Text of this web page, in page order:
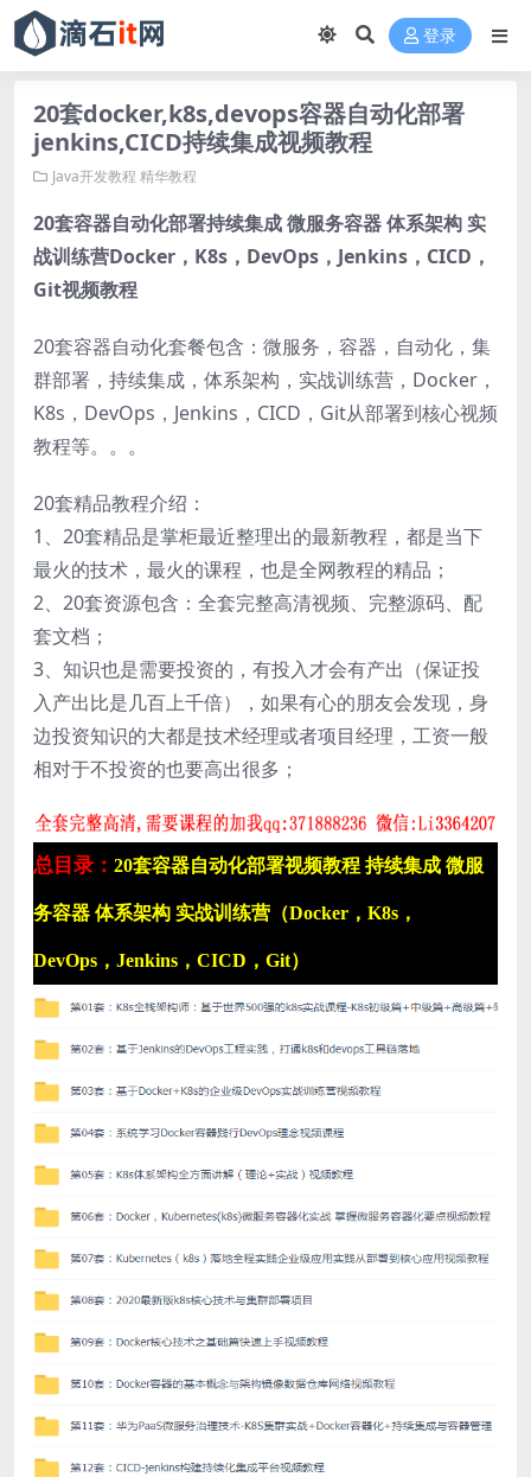
登录
20套docker,k8s,devops容器自动化部署
jenkins,CICD持续集成视频教程
Java开发教程 精华教程
20套容器自动化部署持续集成 微服务容器 体系架构 实
战训练营Docker，K8s，DevOps，Jenkins，CICD，
Git视频教程
20套容器自动化套餐包含：微服务，容器，自动化，集
群部署，持续集成，体系架构，实战训练营，Docker，
K8s，DevOps，Jenkins，CICD，Git从部署到核心视频
教程等。。。
20套精品教程介绍：
1、20套精品是掌柜最近整理出的最新教程，都是当下
最火的技术，最火的课程，也是全网教程的精品；
2、20套资源包含：全套完整高清视频、完整源码、配
套文档；
3、知识也是需要投资的，有投入才会有产出（保证投
入产出比是几百上千倍），如果有心的朋友会发现，身
边投资知识的大都是技术经理或者项目经理，工资一般
相对于不投资的也要高出很多；
总目录： 20套容器自动化部署视频教程 持续集成 微服
务容器 体系架构 实战训练营（Docker，K8s，
DevOps，Jenkins，CICD，Git）